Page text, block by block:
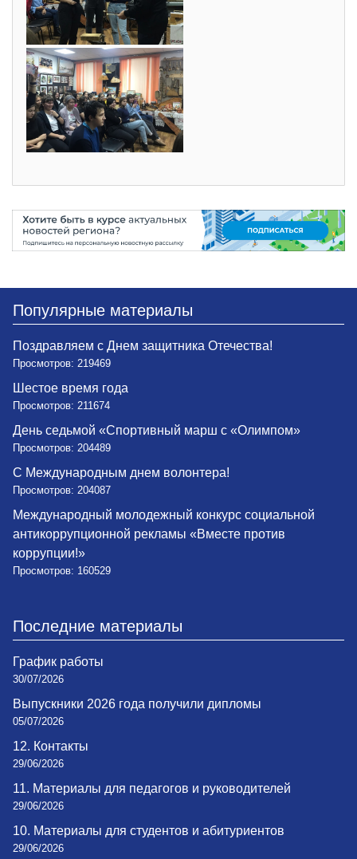
Популярные материалы
Поздравляем с Днем защитника Отечества!
Просмотров: 219469
Шестое время года
Просмотров: 211674
День седьмой «Спортивный марш с «Олимпом»
Просмотров: 204489
С Международным днем волонтера!
Просмотров: 204087
Международный молодежный конкурс социальной
антикоррупционной рекламы «Вместе против
коррупции!»
Просмотров: 160529
Последние материалы
График работы
30/07/2026
Выпускники 2026 года получили дипломы
05/07/2026
12. Контакты
29/06/2026
11. Материалы для педагогов и руководителей
29/06/2026
10. Материалы для студентов и абитуриентов
29/06/2026